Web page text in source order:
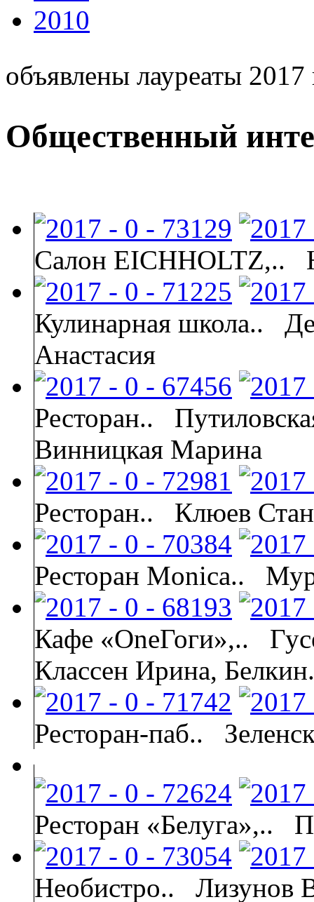
2010
объявлены лауреаты 2017
Общественный
Салон EICHHOLTZ,..
Кулинарная школа..
Анастасия
Ресторан..
Винницкая Марина
Ресторан.. Клюев
Ресторан Monica..
Кафе «OneГоги»,..
Классен Ирина,
Ресторан-паб..
Ресторан «Белуга»,..
Необистро.. Лизунов